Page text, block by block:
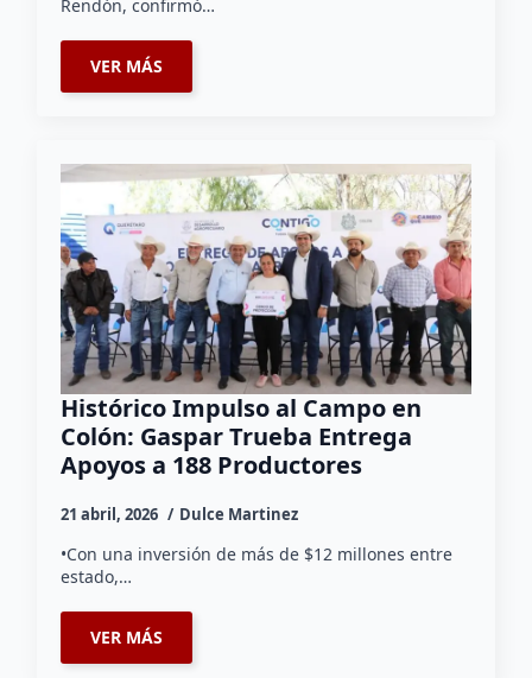
Rendón, confirmó…
VER MÁS
Histórico Impulso al Campo en
Colón: Gaspar Trueba Entrega
Apoyos a 188 Productores
21 abril, 2026 Dulce Martinez
•Con una inversión de más de $12 millones entre
estado,…
VER MÁS